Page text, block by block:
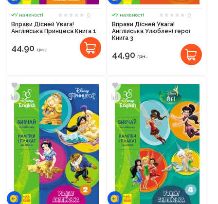
У наявності
0
Вправи Дісней Увага!
Англійська Принцеса Книга 1
44,90 грн.
У наявності
0
Вправи Дісней Увага!
Англійська Улюблені герої
Книга 3
44,90 грн.
Продовжити покупки
Оформити замовлення